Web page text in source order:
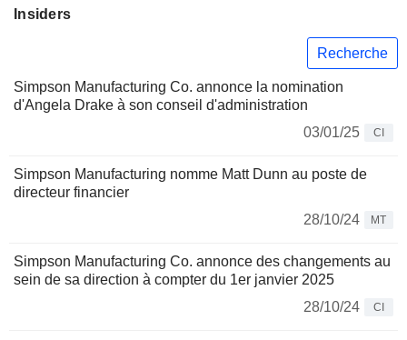
Insiders
Recherche
Simpson Manufacturing Co. annonce la nomination
d'Angela Drake à son conseil d'administration
03/01/25
CI
Simpson Manufacturing nomme Matt Dunn au poste de
directeur financier
28/10/24
MT
Simpson Manufacturing Co. annonce des changements au
sein de sa direction à compter du 1er janvier 2025
28/10/24
CI